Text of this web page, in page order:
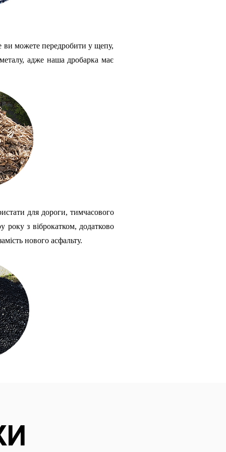
ви можете передробити у щепу,
адже наша дробарка має
для дороги, тимчасового
року з віброкатком, додатково
нового асфальту.